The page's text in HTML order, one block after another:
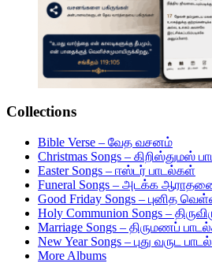
Collections
Bible Verse – வேத வசனம்
Christmas Songs – கிறிஸ்துமஸ்
Easter Songs – ஈஸ்டர் பாடல்கள்
Funeral Songs – அடக்க
Good Friday Songs – புனித
Holy Communion Songs –
Marriage Songs – திருமணப்
New Year Songs – புது வருட
More Albums